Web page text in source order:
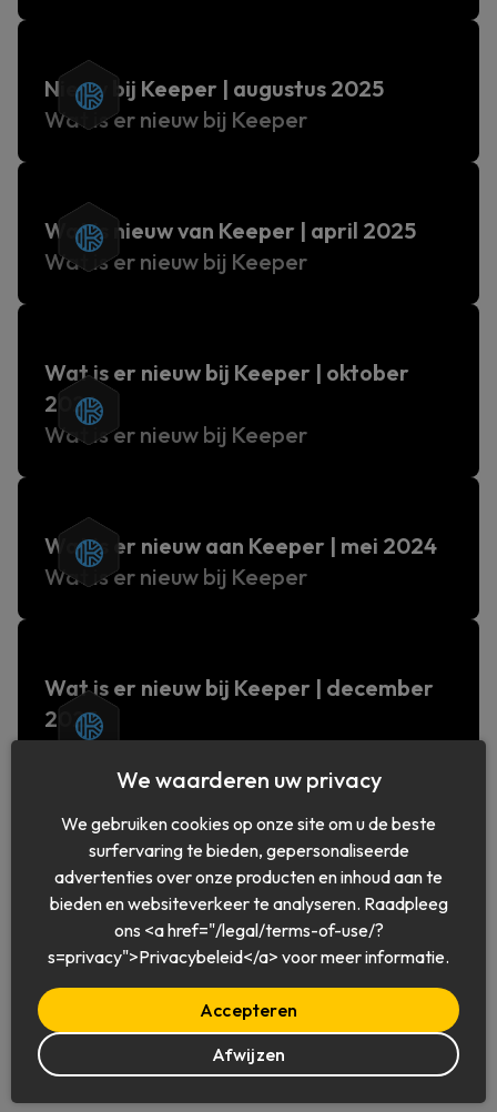
Nieuw bij Keeper | augustus 2025
Wat is er nieuw bij Keeper
Wat is nieuw van Keeper | april 2025
Wat is er nieuw bij Keeper
Wat is er nieuw bij Keeper | oktober
2024
Wat is er nieuw bij Keeper
Wat is er nieuw aan Keeper | mei 2024
Wat is er nieuw bij Keeper
Wat is er nieuw bij Keeper | december
2023
Wat is er nieuw bij Keeper
Nederlands
© 2026 Keeper Security, Inc.
We waarderen uw privacy
We gebruiken cookies op onze site om u de beste
surfervaring te bieden, gepersonaliseerde
advertenties over onze producten en inhoud aan te
bieden en websiteverkeer te analyseren. Raadpleeg
ons <a href="/legal/terms-of-use/?
s=privacy">Privacybeleid</a> voor meer informatie.
Accepteren
Afwijzen